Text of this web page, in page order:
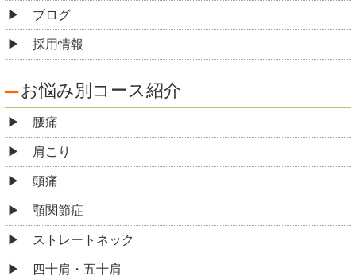
ブログ
採用情報
お悩み別コース紹介
腰痛
肩こり
頭痛
顎関節症
ストレートネック
四十肩・五十肩